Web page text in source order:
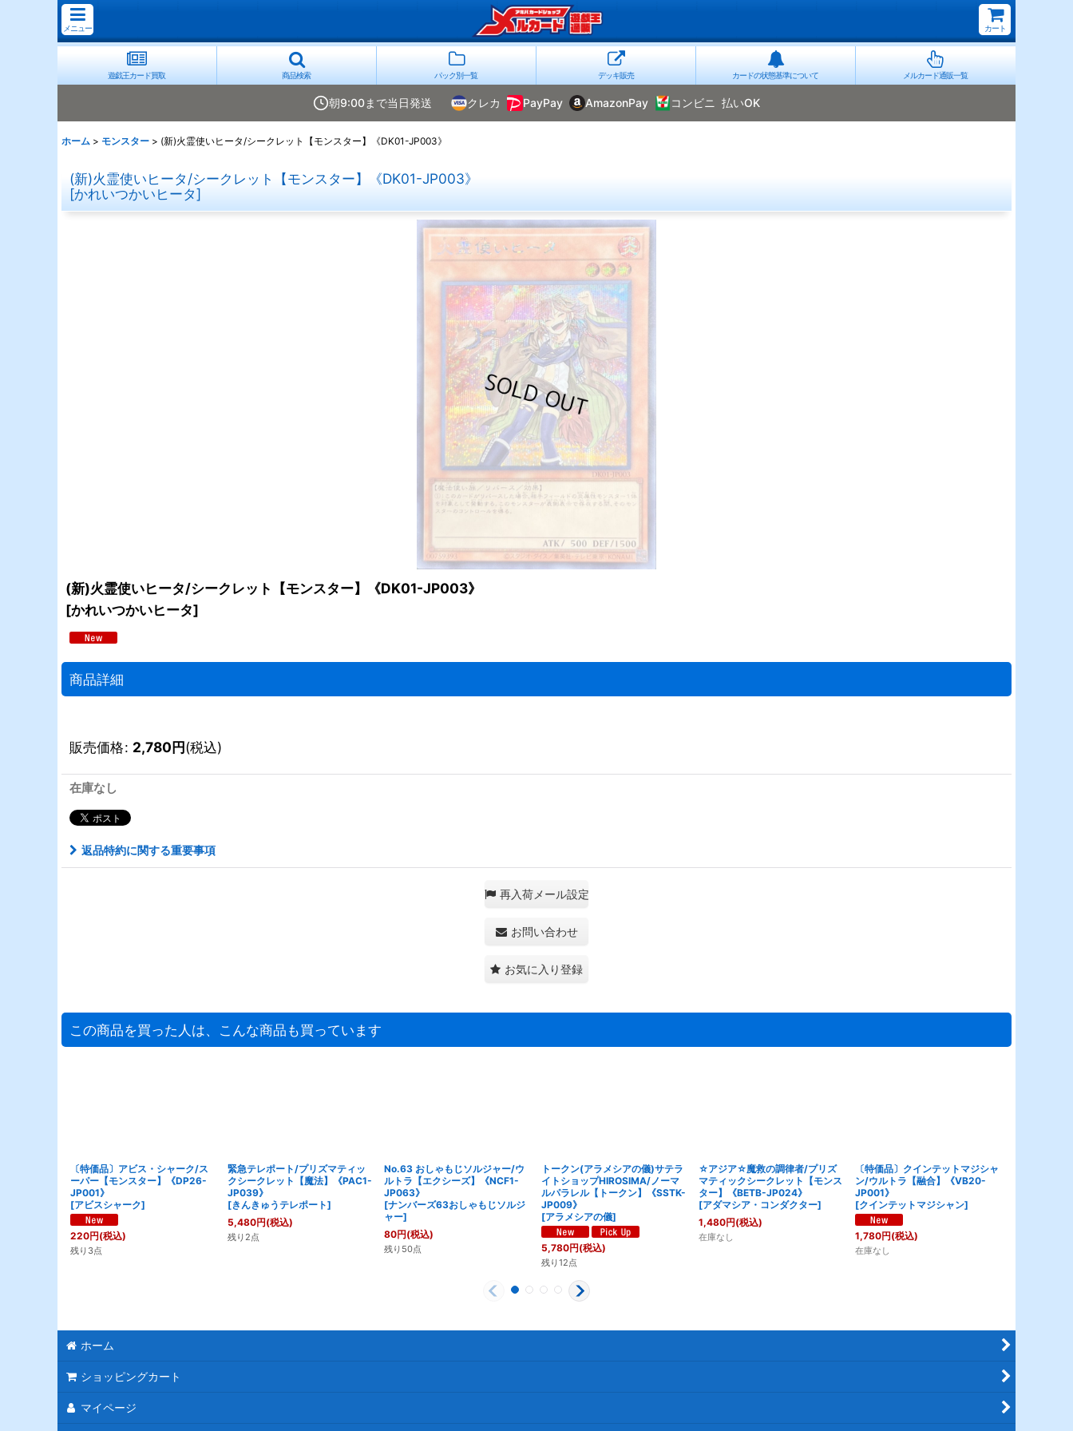
メニュー カート
遊戯王カード買取 商品検索 パック別一覧 デッキ販売 カードの状態基準について メルカード通販一覧
朝9:00まで当日発送 クレカ PayPay AmazonPay コンビニ 払いOK
ホーム > モンスター > (新)火霊使いヒータ/シークレット【モンスター】《DK01-JP003》
(新)火霊使いヒータ/シークレット【モンスター】《DK01-JP003》
[かれいつかいヒータ]
(新)火霊使いヒータ/シークレット【モンスター】《DK01-JP003》
[かれいつかいヒータ]
商品詳細
販売価格: 2,780円(税込)
在庫なし
返品特約に関する重要事項
再入荷メール設定
お問い合わせ
お気に入り登録
この商品を買った人は、こんな商品も買っています
〔特価品〕アビス・シャーク/ス
ーパー【モンスター】《DP26-
JP001》
[アビスシャーク]
220円(税込)
残り3点
緊急テレポート/プリズマティッ
クシークレット【魔法】《PAC1-
JP039》
[きんきゅうテレポート]
5,480円(税込)
残り2点
No.63 おしゃもじソルジャー/ウ
ルトラ【エクシーズ】《NCF1-
JP063》
[ナンバーズ63おしゃもじソルジ
ャー]
80円(税込)
残り50点
トークン(アラメシアの儀)サテラ
イトショップHIROSIMA/ノーマ
ルパラレル【トークン】《SSTK-
JP009》
[アラメシアの儀]
5,780円(税込)
残り12点
☆アジア☆魔救の調律者/プリズ
マティックシークレット【モンス
ター】《BETB-JP024》
[アダマシア・コンダクター]
1,480円(税込)
在庫なし
〔特価品〕クインテットマジシャ
ン/ウルトラ【融合】《VB20-
JP001》
[クインテットマジシャン]
1,780円(税込)
在庫なし
ホーム
ショッピングカート
マイページ